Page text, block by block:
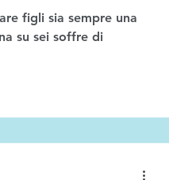
figli sia sempre una
su sei soffre di